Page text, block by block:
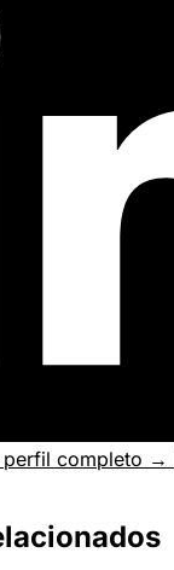
perfil completo →